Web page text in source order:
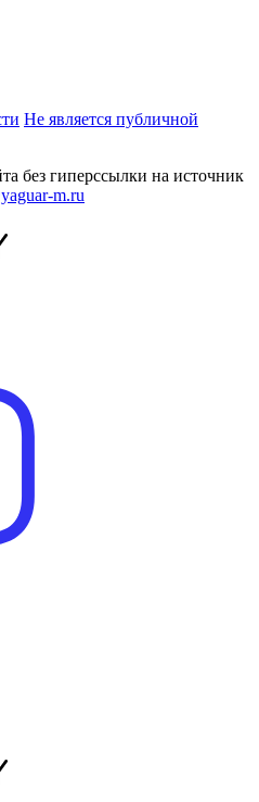
Не является публичной
без гиперссылки на источник
m.ru